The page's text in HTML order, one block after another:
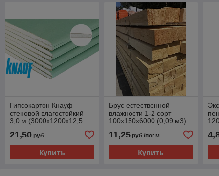
Гипсокартон Кнауф
стеновой влагостойкий
3,0 м (3000х1200х12,5
21,50 руб.
Купить
Брус естественной
влажности 1-2 сорт
100х150х6000 (0,09 м3)
11,25руб./пог.м
Купить